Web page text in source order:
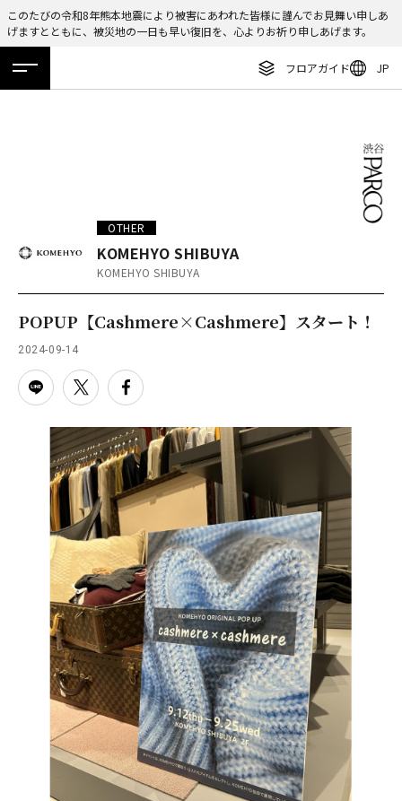
このたびの令和8年熊本地震により被害にあわれた皆様に謹んでお見舞い申しあ
げますとともに、被災地の一日も早い復旧を、心よりお祈り申しあげます。
フロアガイド JP
ホーム 特集 ニュース イベント アクセス
ニュース
TAX FREE
DELIVERY SERVICES
PARCOメンバーズ
オンラインストア
リクルート
ENGLISH
繁体字
OTHER
KOMEHYO SHIBUYA
KOMEHYO SHIBUYA
POPUP【Cashmere×Cashmere】スタート！
2024-09-14